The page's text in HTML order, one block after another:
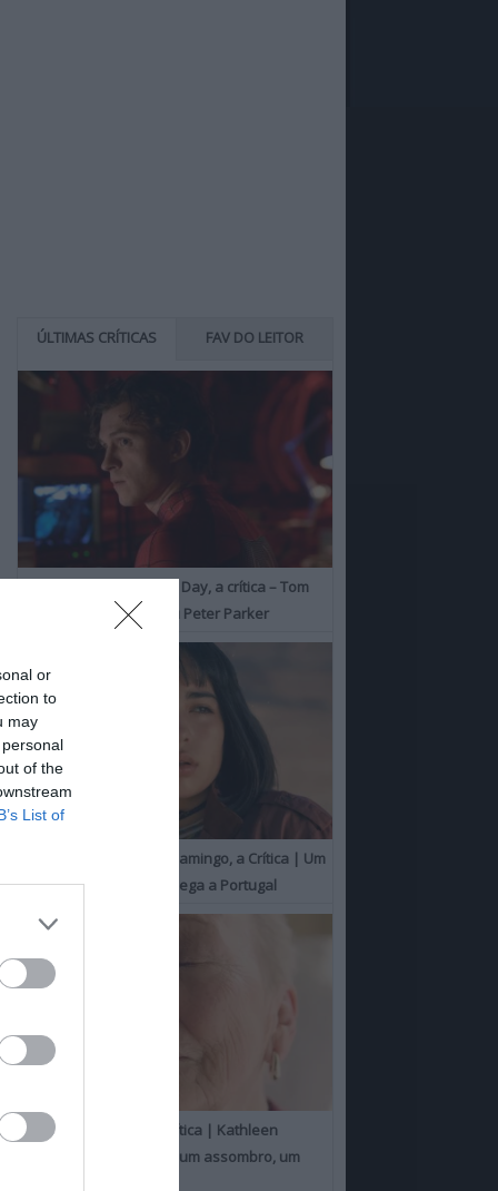
or
to
may
of the
List of
ÚLTIMAS CRÍTICAS FAV DO LEITOR
Spider-Man: Brand New Day, a crítica – Tom
Holland consolida o seu Peter Parker
O Misterioso Olhar do Flamingo, a Crítica | Um
Campeão de Cannes chega a Portugal
Um Toque Familiar, a Crítica | Kathleen
Chalfant é um espanto, um assombro, um